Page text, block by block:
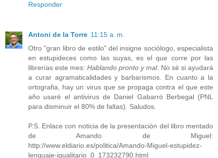
Responder
Antoni de la Torre 11:15 a. m.
Otro "gran libro de estilo" del insigne sociólogo, especialista
en estupideces como las suyas, es el que corre por las
librerías este mes: Hablando pronto y mal. No sé si ayudará
a curar agramaticalidades y barbarismos. En cuanto a la
ortografia, hay un virus que se propaga contra el que este
año usaré el antivirus de Daniel Gabarró Berbegal (PNL
para disminuir el 80% de faltas). Saludos.
P.S. Enlace con noticia de la presentación del libro mentado
de Amando de Miguel:
http://www.eldiario.es/politica/Amando-Miguel-estupidez-
lenguaje-igualitario_0_173232790.html